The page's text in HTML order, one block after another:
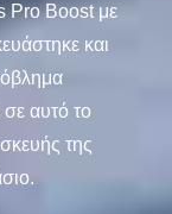
Pro Boost με
και
αυτό το
της